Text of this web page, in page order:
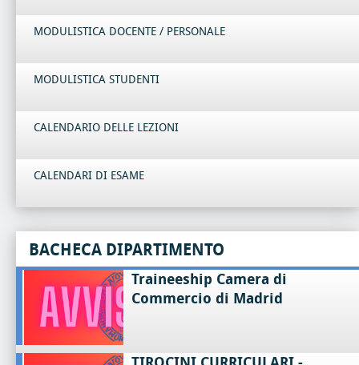
MODULISTICA DOCENTE / PERSONALE
MODULISTICA STUDENTI
CALENDARIO DELLE LEZIONI
CALENDARI DI ESAME
BACHECA DIPARTIMENTO
Traineeship Camera di
Commercio di Madrid